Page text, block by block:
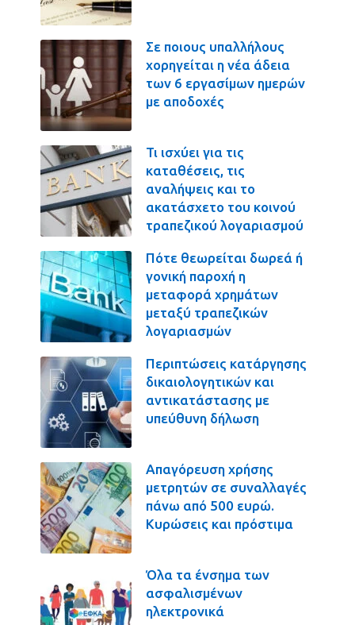
Σε ποιους υπαλλήλους
χορηγείται η νέα άδεια
των 6 εργασίμων ημερών
με αποδοχές
Τι ισχύει για τις
καταθέσεις, τις
αναλήψεις και το
ακατάσχετο του κοινού
τραπεζικού λογαριασμού
Πότε θεωρείται δωρεά ή
γονική παροχή η
μεταφορά χρημάτων
μεταξύ τραπεζικών
λογαριασμών
Περιπτώσεις κατάργησης
δικαιολογητικών και
αντικατάστασης με
υπεύθυνη δήλωση
Απαγόρευση χρήσης
μετρητών σε συναλλαγές
πάνω από 500 ευρώ.
Κυρώσεις και πρόστιμα
Όλα τα ένσημα των
ασφαλισμένων
ηλεκτρονικά